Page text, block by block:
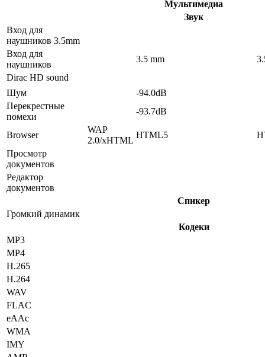
Мультимедиа
Звук
Вход для
наушников 3.5mm
Вход для
наушников
3.5 mm
Dirac HD sound
Шум
-94.0dB
Перекрестные
помехи
-93.7dB
Browser
WAP
2.0/xHTML
HTML5
Просмотр
документов
Редактор
документов
Спикер
Громкий динамик
Кодеки
MP3
MP4
H.265
H.264
WAV
FLAC
eAAc
WMA
IMY